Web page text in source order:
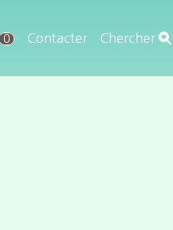
0 Contacter Chercher